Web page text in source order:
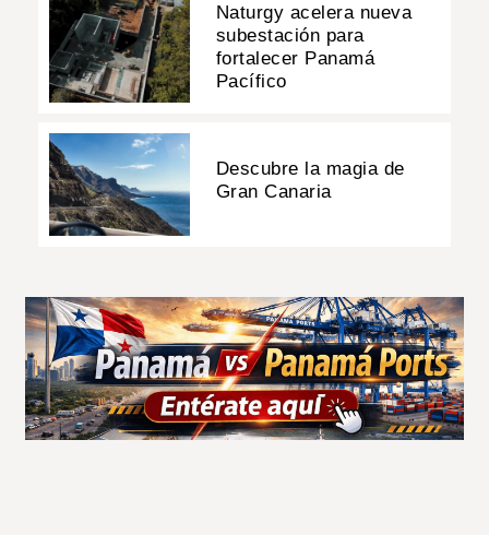
Naturgy acelera nueva
subestación para
fortalecer Panamá
Pacífico
Descubre la magia de
Gran Canaria